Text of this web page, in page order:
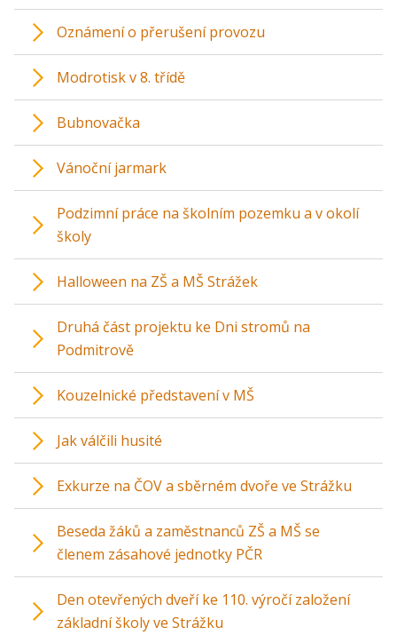
Oznámení o přerušení provozu
Modrotisk v 8. třídě
Bubnovačka
Vánoční jarmark
Podzimní práce na školním pozemku a v okolí
školy
Halloween na ZŠ a MŠ Strážek
Druhá část projektu ke Dni stromů na
Podmitrově
Kouzelnické představení v MŠ
Jak válčili husité
Exkurze na ČOV a sběrném dvoře ve Strážku
Beseda žáků a zaměstnanců ZŠ a MŠ se
členem zásahové jednotky PČR
Den otevřených dveří ke 110. výročí založení
základní školy ve Strážku